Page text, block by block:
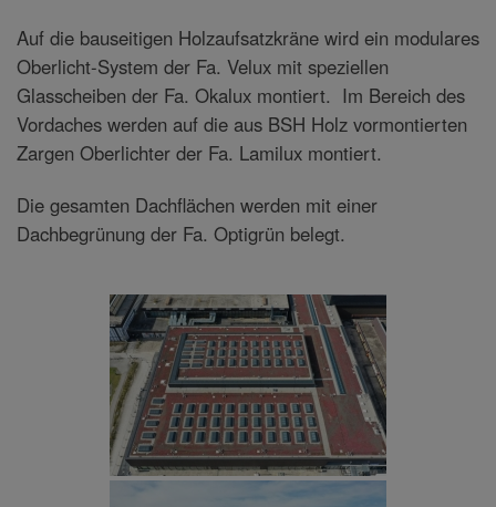
Auf die bauseitigen Holzaufsatzkräne wird ein modulares
Oberlicht-System der Fa. Velux mit speziellen
Glasscheiben der Fa. Okalux montiert. Im Bereich des
Vordaches werden auf die aus BSH Holz vormontierten
Zargen Oberlichter der Fa. Lamilux montiert.
Die gesamten Dachflächen werden mit einer
Dachbegrünung der Fa. Optigrün belegt.